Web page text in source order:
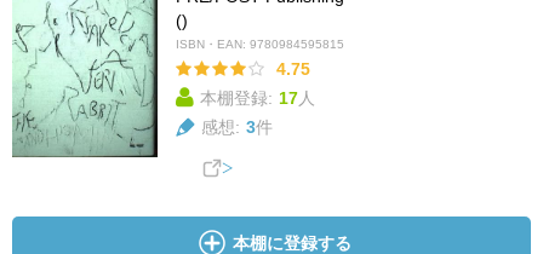
()
ISBN・EAN: 9780984595815
4.75
本棚登録: 17人
感想: 3件
本棚に登録する